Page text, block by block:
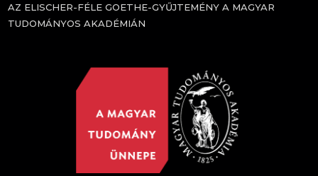
AZ ELISCHER-FÉLE GOETHE-GYŰJTEMÉNY A MAGYAR
TUDOMÁNYOS AKADÉMIÁN